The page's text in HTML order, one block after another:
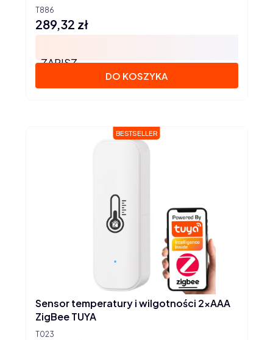
T886
Cena
289,32 zł
ZAPISZ
DO KOSZYKA
BESTSELLER
T023
Sensor temperatury i wilgotności 2xAAA
ZigBee TUYA